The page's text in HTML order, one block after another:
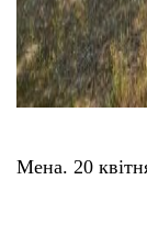
Мена. 20